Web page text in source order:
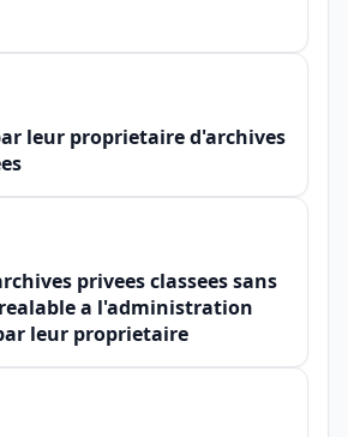
leur proprietaire d'archives
privees classees sans
a l'administration
leur proprietaire